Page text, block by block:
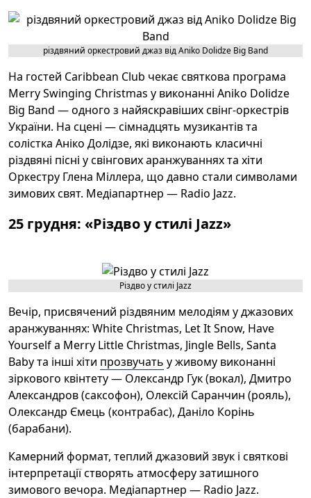
різдвяний оркестровий джаз від Aniko Dolidze Big Band
На гостей Caribbean Club чекає святкова програма
Merry Swinging Christmas у виконанні Aniko Dolidze
Big Band — одного з найяскравіших свінг-оркестрів
України. На сцені — сімнадцять музикантів та
солістка Аніко Долідзе, які виконають класичні
різдвяні пісні у свінгових аранжуваннях та хіти
Оркестру Глена Міллера, що давно стали символами
зимових свят. Медіапартнер — Radio Jazz.
25 грудня: «Різдво у стилі Jazz»
Різдво у стилі Jazz
Вечір, присвячений різдвяним мелодіям у джазових
аранжуваннях: White Christmas, Let It Snow, Have
Yourself a Merry Little Christmas, Jingle Bells, Santa
Baby та інші хіти прозвучать у живому виконанні
зіркового квінтету — Олександр Гук (вокал), Дмитро
Александров (саксофон), Олексій Саранчин (рояль),
Олександр Ємець (контрабас), Даніло Корінь
(барабани).
Камерний формат, теплий джазовий звук і святкові
інтерпретації створять атмосферу затишного
зимового вечора. Медіапартнер — Radio Jazz.